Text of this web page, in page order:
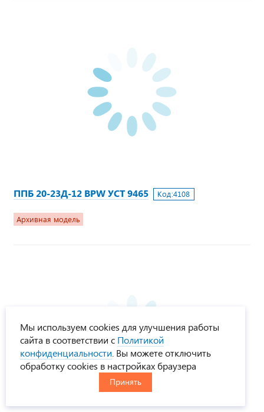
ППБ 20-23Д-12 BPW УСТ 9465 Код:4108
Архивная модель
Мы используем cookies для улучшения работы
сайта в соответствии с Политикой
конфиденциальности . Вы можете отключить
обработку cookies в настройках браузера
Принять